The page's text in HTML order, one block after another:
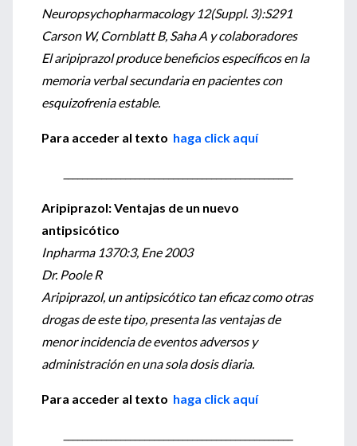
Neuropsychopharmacology 12(Suppl. 3):S291
Carson W, Cornblatt B, Saha A y colaboradores
El aripiprazol produce beneficios específicos en la
memoria verbal secundaria en pacientes con
esquizofrenia estable.
Para acceder al texto haga click aquí
Aripiprazol: Ventajas de un nuevo
antipsicótico
Inpharma 1370:3, Ene 2003
Dr. Poole R
Aripiprazol, un antipsicótico tan eficaz como otras
drogas de este tipo, presenta las ventajas de
menor incidencia de eventos adversos y
administración en una sola dosis diaria.
Para acceder al texto haga click aquí